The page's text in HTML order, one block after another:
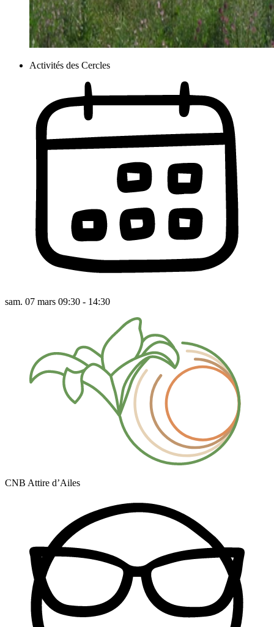
Activités des Cercles
sam. 07 mars 09:30 - 14:30
CNB Attire d’Ailes